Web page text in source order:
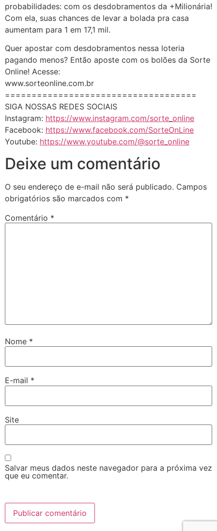
probabilidades: com os desdobramentos da +Milionária!
Com ela, suas chances de levar a bolada pra casa
aumentam para 1 em 17,1 mil.
Quer apostar com desdobramentos nessa loteria
pagando menos? Então aposte com os bolões da Sorte
Online! Acesse:
www.sorteonline.com.br
====================================
SIGA NOSSAS REDES SOCIAIS
Instagram: https://www.instagram.com/sorte_online
Facebook: https://www.facebook.com/SorteOnLine
Youtube: https://www.youtube.com/@sorte_online
Deixe um comentário
O seu endereço de e-mail não será publicado. Campos
obrigatórios são marcados com *
Comentário *
Nome *
E-mail *
Site
Salvar meus dados neste navegador para a próxima vez
que eu comentar.